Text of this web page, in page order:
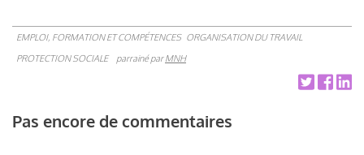
EMPLOI, FORMATION ET COMPÉTENCES ORGANISATION DU TRAVAIL
PROTECTION SOCIALE
parrainé parMNH
Pas encore de commentaires